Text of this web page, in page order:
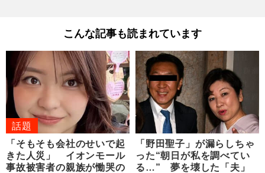
こんな記事も読まれています
話題
「そもそも会社のせいで起
きた人災」 イオンモール
事故被害者の親族が慟哭の
「野田聖子」が漏らしちゃ
った“朝日が私を調べてい
る…” 夢を壊した「夫」